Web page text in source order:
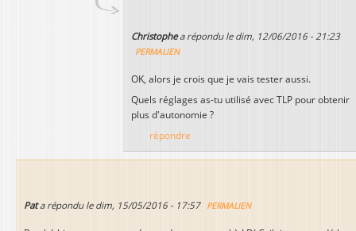
Christophea répondu le dim, 12/06/2016 - 21:23
PERMALIEN
OK, alors je crois que je vais tester aussi.
Quels réglages as-tu utilisé avec TLP pour obtenir
plus d'autonomie ?
répondre
Pata répondu le dim, 15/05/2016 - 17:57 PERMALIEN